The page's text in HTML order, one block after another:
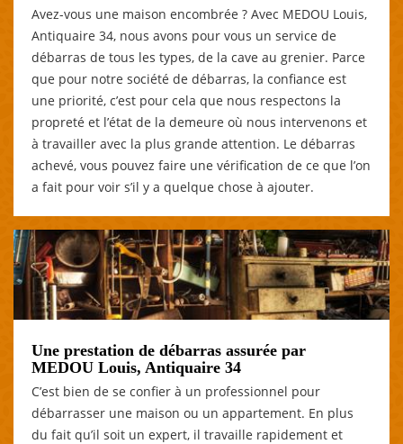
Avez-vous une maison encombrée ? Avec MEDOU Louis,
Antiquaire 34, nous avons pour vous un service de
débarras de tous les types, de la cave au grenier. Parce
que pour notre société de débarras, la confiance est
une priorité, c’est pour cela que nous respectons la
propreté et l’état de la demeure où nous intervenons et
à travailler avec la plus grande attention. Le débarras
achevé, vous pouvez faire une vérification de ce que l’on
a fait pour voir s’il y a quelque chose à ajouter.
Une prestation de débarras assurée par
MEDOU Louis, Antiquaire 34
C’est bien de se confier à un professionnel pour
débarrasser une maison ou un appartement. En plus
du fait qu’il soit un expert, il travaille rapidement et